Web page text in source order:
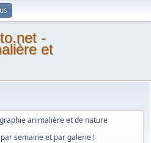
-
et
animalière et de nature
semaine et par galerie !